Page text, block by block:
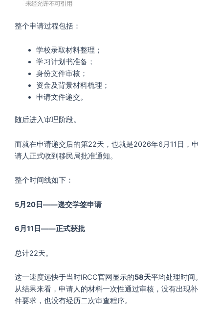
整个申请过程包括：
学校录取材料整理；
学习计划书准备；
身份文件审核；
资金及背景材料梳理；
申请文件递交。
随后进入审理阶段。
而就在申请递交后的第22天，也就是2026年6月11日，申
请人正式收到移民局批准通知。
整个时间线如下：
5月20日——递交学签申请
6月11日——正式获批
总计22天。
这一速度远快于当时IRCC官网显示的58天平均处理时间。
从结果来看，申请人的材料一次性通过审核，没有出现补
件要求，也没有经历二次审查程序。